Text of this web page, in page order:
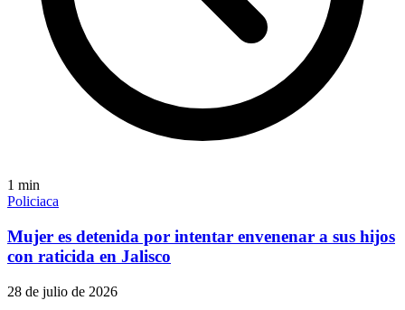
1 min
Policiaca
Mujer es detenida por intentar envenenar a sus hijos
con raticida en Jalisco
28 de julio de 2026